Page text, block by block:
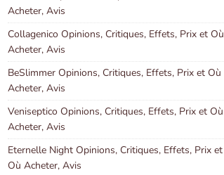
Acheter, Avis
Collagenico Opinions, Critiques, Effets, Prix et Où
Acheter, Avis
BeSlimmer Opinions, Critiques, Effets, Prix et Où
Acheter, Avis
Veniseptico Opinions, Critiques, Effets, Prix et Où
Acheter, Avis
Eternelle Night Opinions, Critiques, Effets, Prix et
Où Acheter, Avis